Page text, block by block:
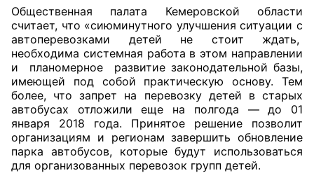
Общественная палата Кемеровской области
считает, что «сиюминутного улучшения ситуации с
автоперевозками детей не стоит ждать,
необходима системная работа в этом направлении
и планомерное развитие законодательной базы,
имеющей под собой практическую основу. Тем
более, что запрет на перевозку детей в старых
автобусах отложили еще на полгода — до 01
января 2018 года. Принятое решение позволит
организациям и регионам завершить обновление
парка автобусов, которые будут использоваться
для организованных перевозок групп детей.